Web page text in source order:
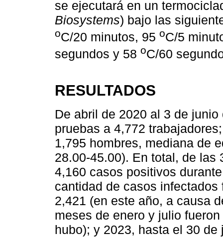
se ejecutará en un
Biosystems) bajo las
oC/20 minutos, 95 oC/5
segundos y 58 oC/60
RESULTADOS
De abril de 2020 al 3 de
pruebas a 4,772
1,795 hombres, mediana de
28.00-45.00). En total, de las
4,160 casos positivos
cantidad de casos
2,421 (en este año, a causa
meses de enero y julio
hubo); y 2023, hasta el 30 de